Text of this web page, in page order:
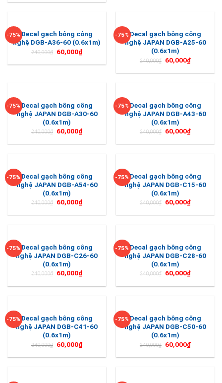
-75% Decal gạch bông công
nghệ DGB-A36-60 (0.6x1m)
240,000₫ 60,000₫
-75% Decal gạch bông công
nghệ JAPAN DGB-A25-60
(0.6x1m)
240,000₫ 60,000₫
-75% Decal gạch bông công
nghệ JAPAN DGB-A30-60
(0.6x1m)
240,000₫ 60,000₫
-75% Decal gạch bông công
nghệ JAPAN DGB-A43-60
(0.6x1m)
240,000₫ 60,000₫
-75% Decal gạch bông công
nghệ JAPAN DGB-A54-60
(0.6x1m)
240,000₫ 60,000₫
-75% Decal gạch bông công
nghệ JAPAN DGB-C15-60
(0.6x1m)
240,000₫ 60,000₫
-75% Decal gạch bông công
nghệ JAPAN DGB-C26-60
(0.6x1m)
240,000₫ 60,000₫
-75% Decal gạch bông công
nghệ JAPAN DGB-C28-60
(0.6x1m)
240,000₫ 60,000₫
-75% Decal gạch bông công
nghệ JAPAN DGB-C41-60
(0.6x1m)
240,000₫ 60,000₫
-75% Decal gạch bông công
nghệ JAPAN DGB-C50-60
(0.6x1m)
240,000₫ 60,000₫